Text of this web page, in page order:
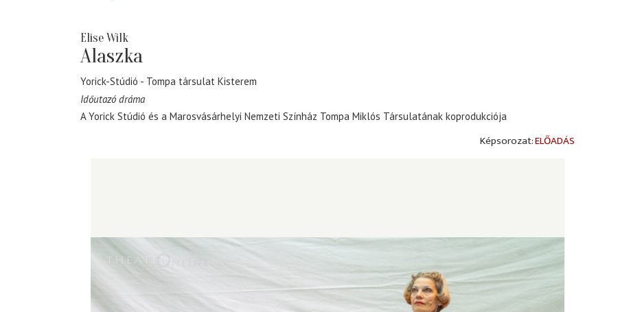
Elise Wilk
Alaszka
Yorick-Stúdió
Tompa társulat Kisterem
Időutazó dráma
A Yorick Stúdió és a Marosvásárhelyi Nemzeti Színház Tompa Miklós Társulatának koprodukciója
ELŐADÁS